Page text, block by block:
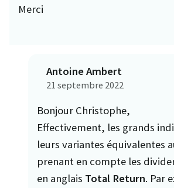
Merci
Antoine Ambert
21 septembre 2022
Bonjour Christophe,
Effectivement, les grands
leurs variantes équivalentes
prenant en compte les
en anglais Total Return. Par